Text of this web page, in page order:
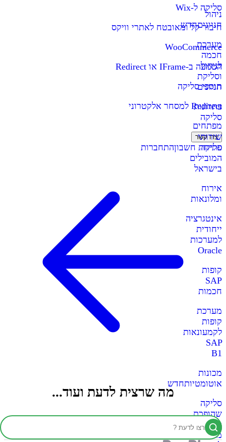
ניהול
חניוניםחדש
מערכת
חכמה
לניהול
וסליקת
חניונים
פתרונות
סליקה
שירותי
סליקה
המובילים
בישראל
אירוח
ומלונאות
אינטגרציה
ייחודית
למערכות
Oracle
קופות
SAP
חכמות
מערכת
קופות
לקמעונאות
SAP
B1
מכונות
אוטומטיותחדש
סליקה
שהופכת
כל
מכונה
סליקה ל-Wix
חיבור קל ומאובטח לאתרי וויקס
WooCommerce
הטמעה ב-IFrame או Redirect
תוספי סליקה
Redirect למסחר אלקטרוני
מפתחים
צרו קשר
פתיחת חשבוןהתחברות
מה שרצית לדעת ועוד...